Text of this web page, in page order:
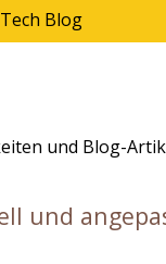
Tech Blog
und Blog-
und